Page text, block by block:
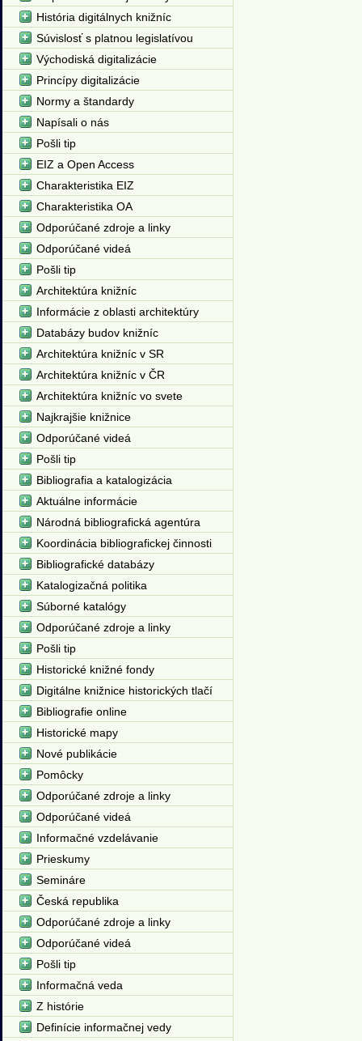
História digitálnych knižníc
Súvislosť s platnou legislatívou
Východiská digitalizácie
Princípy digitalizácie
Normy a štandardy
Napísali o nás
Pošli tip
EIZ a Open Access
Charakteristika EIZ
Charakteristika OA
Odporúčané zdroje a linky
Odporúčané videá
Pošli tip
Architektúra knižníc
Informácie z oblasti architektúry
Databázy budov knižníc
Architektúra knižníc v SR
Architektúra knižníc v ČR
Architektúra knižníc vo svete
Najkrajšie knižnice
Odporúčané videá
Pošli tip
Bibliografia a katalogizácia
Aktuálne informácie
Národná bibliografická agentúra
Koordinácia bibliografickej činnosti
Bibliografické databázy
Katalogizačná politika
Súborné katalógy
Odporúčané zdroje a linky
Pošli tip
Historické knižné fondy
Digitálne knižnice historických tlačí
Bibliografie online
Historické mapy
Nové publikácie
Pomôcky
Odporúčané zdroje a linky
Odporúčané videá
Informačné vzdelávanie
Prieskumy
Semináre
Česká republika
Odporúčané zdroje a linky
Odporúčané videá
Pošli tip
Informačná veda
Z histórie
Definície informačnej vedy